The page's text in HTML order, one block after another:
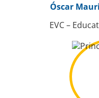
Óscar
EVC –